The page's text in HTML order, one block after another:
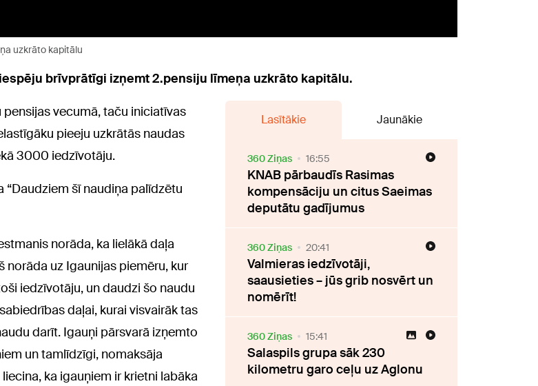
uzkrāto kapitālu
brīvprātīgi izņemt 2.pensiju līmeņa uzkrāto kapitālu.
vecumā, taču iniciatīvas
pieeju uzkrātās naudas
3000 iedzīvotāju.
“Daudziem šī naudiņa palīdzētu
norāda, ka lielākā daļa
uz Igaunijas piemēru, kur
iedzīvotāju, un daudzi šo naudu
daļai, kurai visvairāk tas
darīt. Igauņi pārsvarā izņemto
un tamlīdzīgi, nomaksāja
ka igauņiem ir krietni labāka
Lasītākie Jaunākie
360 Ziņas 16:55
KNAB pārbaudīs Rasimas
kompensāciju un citus Saeimas
deputātu gadījumus
360 Ziņas 20:41
Valmieras iedzīvotāji,
saausieties – jūs grib nosvērt un
nomērīt!
360 Ziņas 15:41
Salaspils grupa sāk 230
kilometru garo ceļu uz Aglonu